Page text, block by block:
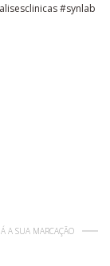
#synlab
A SUA MARCAÇÃO